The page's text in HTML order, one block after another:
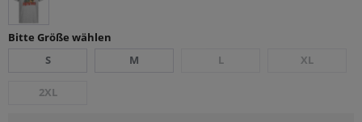
Bitte Größe wählen
S
M L XL
2XL